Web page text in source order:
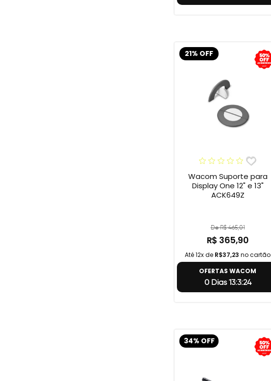
21% OFF
Wacom Suporte para
Display One 12" e 13"
ACK649Z
De R$ 465,01
R$ 365,90
Até 12x de R$37,23 no cartão
OFERTAS WACOM
0 Dias 13:3:23
34% OFF